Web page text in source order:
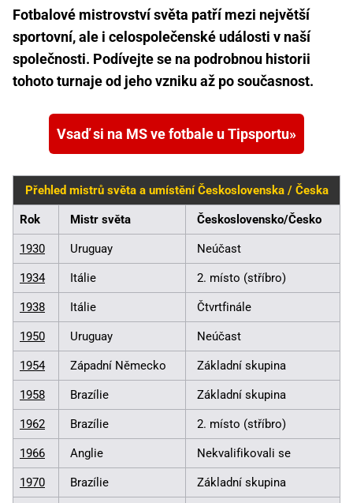
Fotbalové mistrovství světa patří mezi největší
sportovní, ale i celospolečenské události v naší
společnosti. Podívejte se na podrobnou historii
tohoto turnaje od jeho vzniku až po současnost.
Vsaď si na MS ve fotbale u Tipsportu
Přehled mistrů světa a umístění Československa / Česka
Rok Mistr světa Československo/Česko
1930 Uruguay Neúčast
1934 Itálie 2. místo (stříbro)
1938 Itálie Čtvrtfinále
1950 Uruguay Neúčast
1954 Západní Německo Základní skupina
1958 Brazílie Základní skupina
1962 Brazílie 2. místo (stříbro)
1966 Anglie Nekvalifikovali se
1970 Brazílie Základní skupina